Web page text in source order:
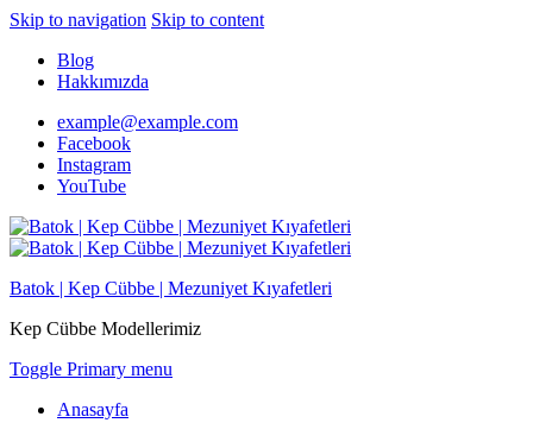
Skip to navigation Skip to content
Blog
Hakkımızda
example@example.com
Facebook
Instagram
YouTube
Batok | Kep Cübbe | Mezuniyet Kıyafetleri
Kep Cübbe Modellerimiz
Toggle Primary menu
Anasayfa